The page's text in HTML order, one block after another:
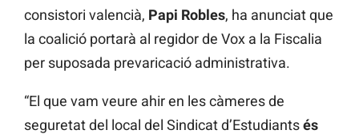
consistori valencià, Papi Robles, ha anunciat que
la coalició portarà al regidor de Vox a la Fiscalia
per suposada prevaricació administrativa.
“El que vam veure ahir en les càmeres de
seguretat del local del Sindicat d’Estudiantsés